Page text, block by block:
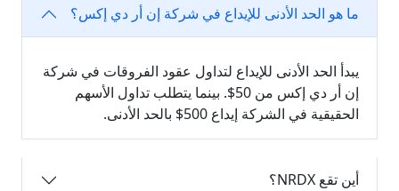
ما هو الحد الأدنى للإيداع في شركة إن أر دي إكس؟
يبدأ الحد الأدنى للإيداع لتداول عقود الفروقات في شركة
إن أر دي إكس من 50$. بينما يتطلب تداول الأسهم
الحقيقية في الشركة إيداع 500$ بالحد الأدنى.
أين تقع NRDX؟